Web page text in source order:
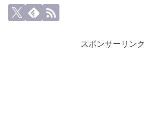
スポンサーリンク